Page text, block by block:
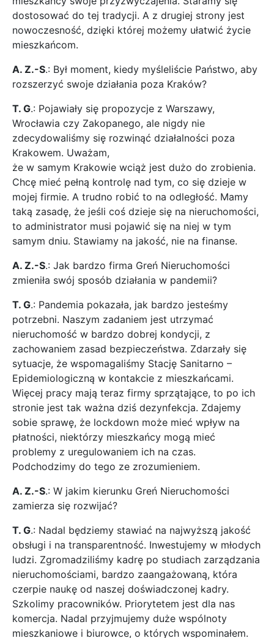
dostosować do tej tradycji. A z drugiej strony jest
nowoczesność, dzięki której możemy ułatwić życie
mieszkańcom.
A. Z.-S.: Był moment, kiedy myśleliście Państwo, aby
rozszerzyć swoje działania poza Kraków?
T. G.: Pojawiały się propozycje z Warszawy,
Wrocławia czy Zakopanego, ale nigdy nie
zdecydowaliśmy się rozwinąć działalności poza
Krakowem. Uważam,
że w samym Krakowie wciąż jest dużo do zrobienia.
Chcę mieć pełną kontrolę nad tym, co się dzieje w
mojej firmie. A trudno robić to na odległość. Mamy
taką zasadę, że jeśli coś dzieje się na nieruchomości,
to administrator musi pojawić się na niej w tym
samym dniu. Stawiamy na jakość, nie na finanse.
A. Z.-S.: Jak bardzo firma Greń Nieruchomości
zmieniła swój sposób działania w pandemii?
T. G.: Pandemia pokazała, jak bardzo jesteśmy
potrzebni. Naszym zadaniem jest utrzymać
nieruchomość w bardzo dobrej kondycji, z
zachowaniem zasad bezpieczeństwa. Zdarzały się
sytuacje, że wspomagaliśmy Stację Sanitarno –
Epidemiologiczną w kontakcie z mieszkańcami.
Więcej pracy mają teraz firmy sprzątające, to po ich
stronie jest tak ważna dziś dezynfekcja. Zdajemy
sobie sprawę, że lockdown może mieć wpływ na
płatności, niektórzy mieszkańcy mogą mieć
problemy z uregulowaniem ich na czas.
Podchodzimy do tego ze zrozumieniem.
A. Z.-S.: W jakim kierunku Greń Nieruchomości
zamierza się rozwijać?
T. G.: Nadal będziemy stawiać na najwyższą jakość
obsługi i na transparentność. Inwestujemy w młodych
ludzi. Zgromadziliśmy kadrę po studiach zarządzania
nieruchomościami, bardzo zaangażowaną, która
czerpie naukę od naszej doświadczonej kadry.
Szkolimy pracowników. Priorytetem jest dla nas
komercja. Nadal przyjmujemy duże wspólnoty
mieszkaniowe i biurowce, o których wspominałem.